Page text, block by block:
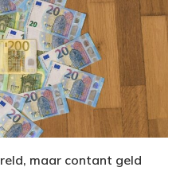
maar contant geld